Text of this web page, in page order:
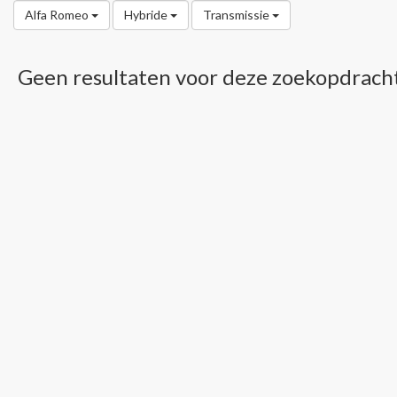
Alfa Romeo Hybride Transmissie
Geen resultaten voor deze